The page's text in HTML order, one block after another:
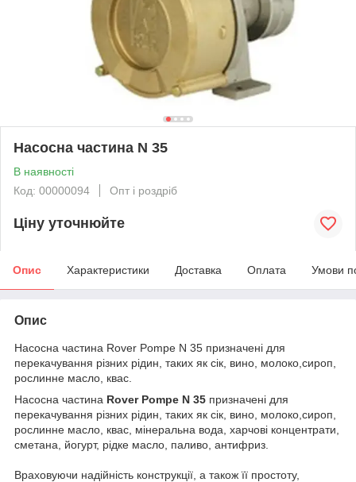
Насосна частина N 35
В наявності
Код: 00000094
Опт і роздріб
Ціну уточнюйте
Опис Характеристики Доставка Оплата Умови
Опис
Насосна частина Rover Pompe N 35 призначені для
перекачування різних рідин, таких як сік, вино, молоко,сироп,
рослинне масло, квас.
Насосна частина Rover Pompe N 35 призначені для
перекачування різних рідин, таких як сік, вино, молоко,сироп,
рослинне масло, квас, мінеральна вода, харчові концентрати,
сметана, йогурт, рідке масло, паливо, антифриз.
Враховуючи надійність конструкції, а також її простоту,